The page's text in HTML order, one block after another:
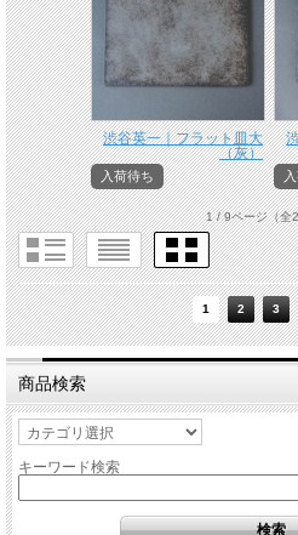
渋谷英一｜フラット皿大
（灰）
入荷待ち
1 / 9ページ（全
1 2 3
商品検索
キーワード検索